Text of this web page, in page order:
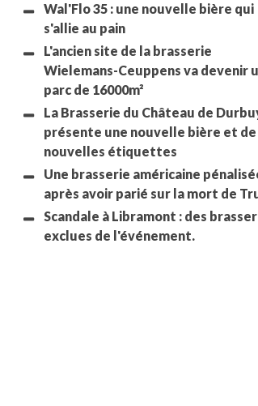
Wal'Flo 35 : une nouvelle bière qui
s'allie au pain
L'ancien site de la brasserie
Wielemans-Ceuppens va devenir
parc de 16000m²
La Brasserie du Château de
présente une nouvelle bière et de
nouvelles étiquettes
Une brasserie américaine
après avoir parié sur la mort de
Scandale à Libramont : des
exclues de l'événement.